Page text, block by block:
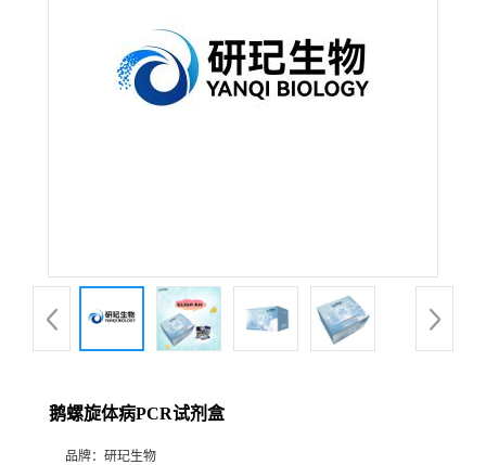
鹅螺旋体病PCR试剂盒
品牌： 研玘生物